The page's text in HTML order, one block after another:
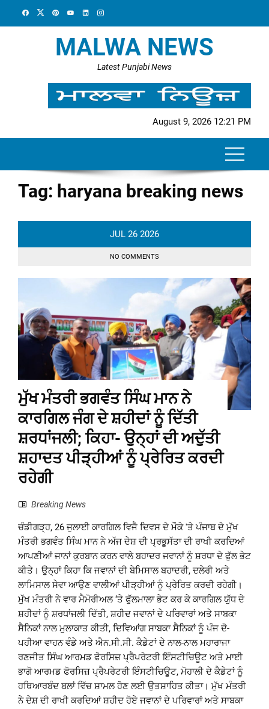
MALWA NEWS
Latest Punjabi News
August 9, 2026 12:21 PM
Tag: haryana breaking news
JUL 26 2026
NO COMMENTS
ਮੁੱਖ ਮੰਤਰੀ ਭਗਵੰਤ ਸਿੰਘ ਮਾਨ ਨੇ
ਕਾਰਗਿਲ ਜੰਗ ਦੇ ਸ਼ਹੀਦਾਂ ਨੂੰ ਦਿੱਤੀ
ਸ਼ਰਧਾਂਜਲੀ; ਕਿਹਾ- ਉਨ੍ਹਾਂ ਦੀ ਅਦੁੱਤੀ
ਸ਼ਹਾਦਤ ਪੀੜ੍ਹੀਆਂ ਨੂੰ ਪ੍ਰੇਰਿਤ ਕਰਦੀ
ਰਹੇਗੀ
Breaking News
ਚੰਡੀਗੜ੍ਹ, 26 ਜੁਲਾਈ ਕਾਰਗਿਲ ਵਿਜੈ ਦਿਵਸ ਦੇ ਮੌਕੇ 'ਤੇ ਪੰਜਾਬ ਦੇ ਮੁੱਖ
ਮੰਤਰੀ ਭਗਵੰਤ ਸਿੰਘ ਮਾਨ ਨੇ ਅੱਜ ਦੇਸ਼ ਦੀ ਪ੍ਰਭੂਸੱਤਾ ਦੀ ਰਾਖੀ ਕਰਦਿਆਂ
ਆਪਣੀਆਂ ਜਾਨਾਂ ਕੁਰਬਾਨ ਕਰਨ ਵਾਲੇ ਬਹਾਦਰ ਜਵਾਨਾਂ ਨੂੰ ਸ਼ਰਧਾ ਦੇ ਫੁੱਲ ਭੇਟ
ਕੀਤੇ। ਉਨ੍ਹਾਂ ਕਿਹਾ ਕਿ ਜਵਾਨਾਂ ਦੀ ਬੇਮਿਸਾਲ ਬਹਾਦਰੀ, ਦਲੇਰੀ ਅਤੇ
ਲਾਮਿਸਾਲ ਸੇਵਾ ਆਉਣ ਵਾਲੀਆਂ ਪੀੜ੍ਹੀਆਂ ਨੂੰ ਪ੍ਰੇਰਿਤ ਕਰਦੀ ਰਹੇਗੀ।
ਮੁੱਖ ਮੰਤਰੀ ਨੇ ਵਾਰ ਮੈਮੋਰੀਅਲ ‘ਤੇ ਫੁੱਲਮਾਲਾ ਭੇਟ ਕਰ ਕੇ ਕਾਰਗਿਲ ਯੁੱਧ ਦੇ
ਸ਼ਹੀਦਾਂ ਨੂੰ ਸ਼ਰਧਾਂਜਲੀ ਦਿੱਤੀ, ਸ਼ਹੀਦ ਜਵਾਨਾਂ ਦੇ ਪਰਿਵਾਰਾਂ ਅਤੇ ਸਾਬਕਾ
ਸੈਨਿਕਾਂ ਨਾਲ ਮੁਲਾਕਾਤ ਕੀਤੀ, ਦਿਵਿਆਂਗ ਸਾਬਕਾ ਸੈਨਿਕਾਂ ਨੂੰ ਪੰਜ ਦੋ-
ਪਹੀਆ ਵਾਹਨ ਵੰਡੇ ਅਤੇ ਐਨ.ਸੀ.ਸੀ. ਕੈਡੇਟਾਂ ਦੇ ਨਾਲ-ਨਾਲ ਮਹਾਰਾਜਾ
ਰਣਜੀਤ ਸਿੰਘ ਆਰਮਡ ਫੋਰਸਿਜ਼ ਪ੍ਰੈਪਰੇਟਰੀ ਇੰਸਟੀਚਿਊਟ ਅਤੇ ਮਾਈ
ਭਾਗੋ ਆਰਮਡ ਫੋਰਸਿਜ਼ ਪ੍ਰੈਪਰੇਟਰੀ ਇੰਸਟੀਚਿਊਟ, ਮੋਹਾਲੀ ਦੇ ਕੈਡੇਟਾਂ ਨੂੰ
ਹਥਿਆਰਬੰਦ ਬਲਾਂ ਵਿੱਚ ਸ਼ਾਮਲ ਹੋਣ ਲਈ ਉਤਸ਼ਾਹਿਤ ਕੀਤਾ। ਮੁੱਖ ਮੰਤਰੀ
ਨੇ ਦੇਸ਼ ਦੀ ਰਾਖੀ ਕਰਦਿਆਂ ਸ਼ਹੀਦ ਹੋਏ ਜਵਾਨਾਂ ਦੇ ਪਰਿਵਾਰਾਂ ਅਤੇ ਸਾਬਕਾ